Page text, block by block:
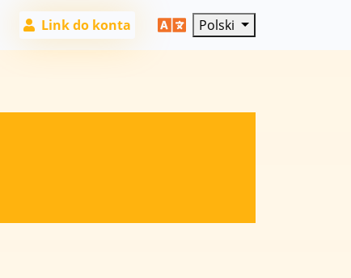
Link do konta Polski